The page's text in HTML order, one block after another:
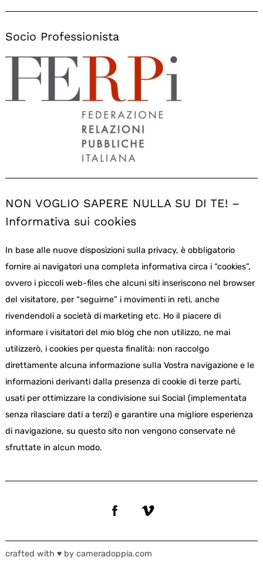
Socio Professionista
NON VOGLIO SAPERE NULLA SU DI TE! –
Informativa sui cookies
In base alle nuove disposizioni sulla privacy, è obbligatorio
fornire ai navigatori una completa informativa circa i “cookies”,
ovvero i piccoli web-files che alcuni siti inseriscono nel browser
del visitatore, per “seguirne” i movimenti in reti, anche
rivendendoli a società di marketing etc. Ho il piacere di
informare i visitatori del mio blog che non utilizzo, ne mai
utilizzerò, i cookies per questa finalità: non raccolgo
direttamente alcuna informazione sulla Vostra navigazione e le
informazioni derivanti dalla presenza di cookie di terze parti,
usati per ottimizzare la condivisione sui Social (implementata
senza rilasciare dati a terzi) e garantire una migliore esperienza
di navigazione, su questo sito non vengono conservate né
sfruttate in alcun modo.
crafted with ♥ by cameradoppia.com